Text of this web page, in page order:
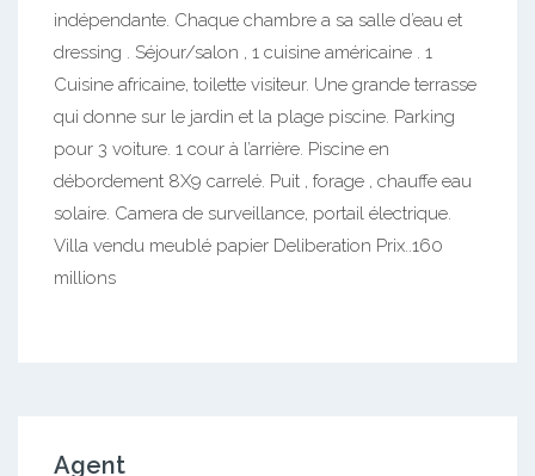
indépendante. Chaque chambre a sa salle d’eau et
dressing . Séjour/salon , 1 cuisine américaine . 1
Cuisine africaine, toilette visiteur. Une grande terrasse
qui donne sur le jardin et la plage piscine. Parking
pour 3 voiture. 1 cour à l’arrière. Piscine en
débordement 8X9 carrelé. Puit , forage , chauffe eau
solaire. Camera de surveillance, portail électrique.
Villa vendu meublé papier Deliberation Prix..160
millions
Agent